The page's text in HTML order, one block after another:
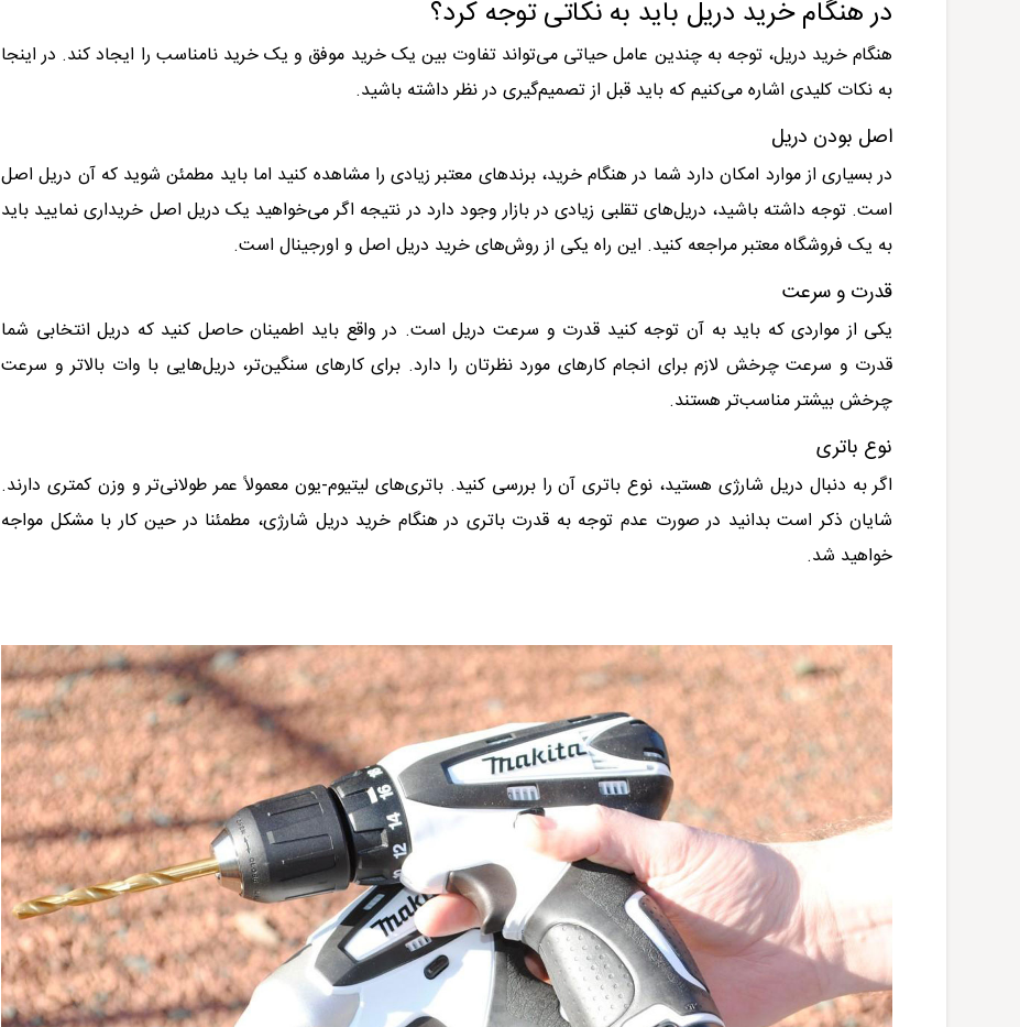
در هنگام خرید دریل باید به نکاتی توجه کرد؟
هنگام خرید دریل، توجه به چندین عامل حیاتی می‌تواند تفاوت بین یک خرید موفق و یک خرید نامناسب را ایجاد کند. در اینجا
به نکات کلیدی اشاره می‌کنیم که باید قبل از تصمیم‌گیری در نظر داشته باشید.
اصل بودن دریل
در بسیاری از موارد امکان دارد شما در هنگام خرید، برند‌های معتبر زیادی را مشاهده کنید اما باید مطمئن شوید که آن دریل اصل
است. توجه داشته باشید، دریل‌های تقلبی زیادی در بازار وجود دارد در نتیجه اگر می‌خواهید یک دریل اصل خریداری نمایید باید
به یک فروشگاه معتبر مراجعه کنید. این راه یکی از روش‌های خرید دریل اصل و اورجینال است.
قدرت و سرعت
یکی از مواردی که باید به آن توجه کنید قدرت و سرعت دریل است. در واقع باید اطمینان حاصل کنید که دریل انتخابی شما
قدرت و سرعت چرخش لازم برای انجام کارهای مورد نظرتان را دارد. برای کارهای سنگین‌تر، دریل‌هایی با وات بالاتر و سرعت
چرخش بیشتر مناسب‌تر هستند.
نوع باتری
اگر به دنبال دریل شارژی هستید، نوع باتری آن را بررسی کنید. باتری‌های لیتیوم-یون معمولاً عمر طولانی‌تر و وزن کمتری دارند.
شایان ذکر است بدانید در صورت عدم توجه به قدرت باتری در هنگام خرید دریل شارژی، مطمئنا در حین کار با مشکل مواجه
خواهید شد.